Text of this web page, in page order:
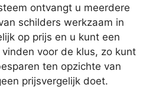
ontvangt u meerdere
schilders werkzaam in
op prijs en u kunt een
voor de klus, zo kunt
ten opzichte van
prijsvergelijk doet.